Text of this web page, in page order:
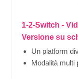
1-2-Switch -
Versione su
Un platform
Modalità multi